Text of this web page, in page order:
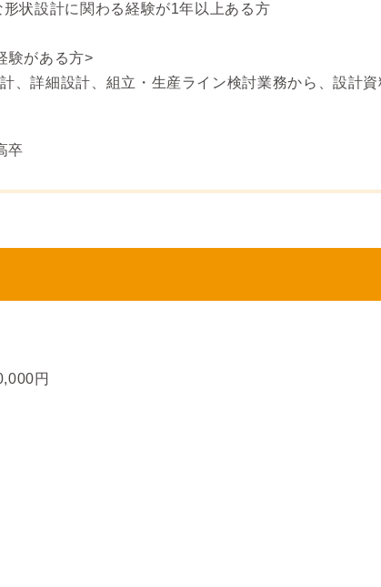
形状設計に関わる経験が1年以上ある方
験がある方>
、詳細設計、組立・生産ライン検討業務から、設計
卒
円